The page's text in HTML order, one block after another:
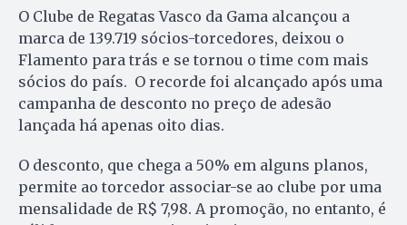
O Clube de Regatas Vasco da Gama alcançou a
marca de 139.719 sócios-torcedores, deixou o
Flamento para trás e se tornou o time com mais
sócios do país. O recorde foi alcançado após uma
campanha de desconto no preço de adesão
lançada há apenas oito dias.
O desconto, que chega a 50% em alguns planos,
permite ao torcedor associar-se ao clube por uma
mensalidade de R$ 7,98. A promoção, no entanto, é